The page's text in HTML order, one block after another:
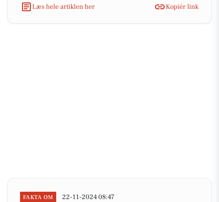
Læs hele artiklen her Kopiér link
FAKTA OM 22-11-2024 08:47